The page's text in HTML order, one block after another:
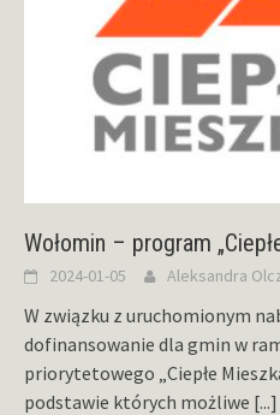
Wołomin – program
2024-01-05 Aleksandra
W związku z uruchomionym
dofinansowanie dla gmin w
priorytetowego „Ciepłe
podstawie których możliwe [...]